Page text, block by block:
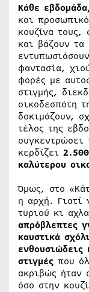
Κάθε
και
κουζίνα τους,
και βάζουν τα
φαντασία,
φορές με
στιγμής,
οικοδεσπότη
δοκιμάζουν,
τέλος της
συγκεντρώσει
κερδίζει
καλύτερου
Όμως, στο
η αρχή. Γιατί
τυριού κι
απρόβλεπτες
καυστικά
ενθουσιώδεις
στιγμές που
ακριβώς ήταν
όσο στην